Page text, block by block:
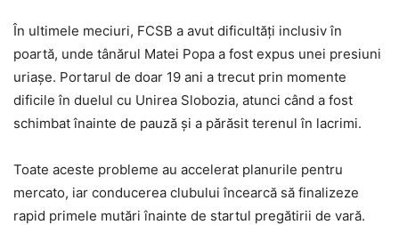
În ultimele meciuri, FCSB a avut dificultăți inclusiv în
poartă, unde tânărul Matei Popa a fost expus unei presiuni
uriașe. Portarul de doar 19 ani a trecut prin momente
dificile în duelul cu Unirea Slobozia, atunci când a fost
schimbat înainte de pauză și a părăsit terenul în lacrimi.
Toate aceste probleme au accelerat planurile pentru
mercato, iar conducerea clubului încearcă să finalizeze
rapid primele mutări înainte de startul pregătirii de vară.